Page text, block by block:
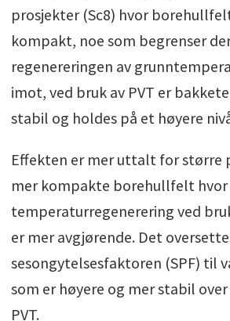
prosjekter (Sc8) hvor
kompakt, noe som begrenser
regenereringen av
imot, ved bruk av PVT er
stabil og holdes på et høyere
Effekten er mer uttalt for større
mer kompakte borehullfelt hvor
temperaturregenerering ved
er mer avgjørende. Det
sesongytelsesfaktoren (SPF) til
som er høyere og mer stabil
PVT.